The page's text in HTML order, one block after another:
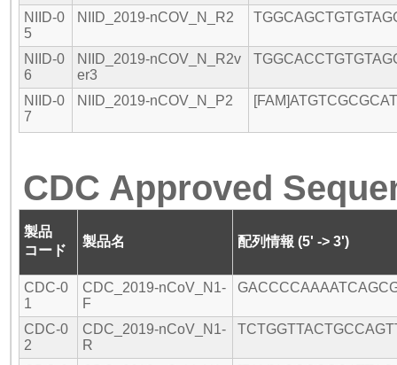
NIID-0
5
NIID_2019-nCOV_N_R2
NIID-0
6
NIID_2019-nCOV_N_R2v
er3
NIID-0
7
NIID_2019-nCOV_N_P2
CDC Approved
製品
コード
製品名 配列情報 (5' -> 3')
CDC-0
1
CDC_2019-nCoV_N1-
F
CDC-0
2
CDC_2019-nCoV_N1-
R